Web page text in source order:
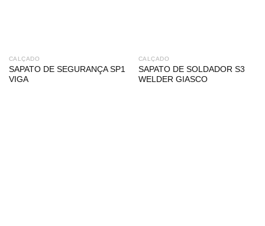
CALÇADO
SAPATO DE SEGURANÇA SP1
VIGA
CALÇADO
SAPATO DE SOLDADOR S3
WELDER GIASCO